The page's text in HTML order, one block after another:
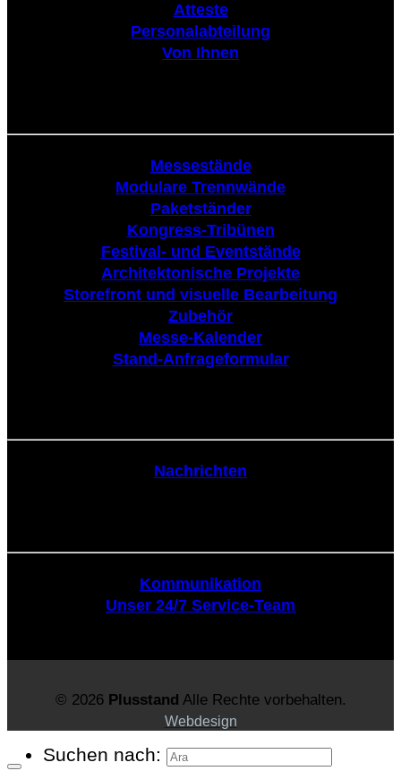
Atteste
Personalabteilung
Von Ihnen
Messestände
Modulare Trennwände
Paketständer
Kongress-Tribünen
Festival- und Eventstände
Architektonische Projekte
Storefront und visuelle Bearbeitung
Zubehör
Messe-Kalender
Stand-Anfrageformular
Nachrichten
Kommunikation
Unser 24/7 Service-Team
© 2026 Plusstand Alle Rechte vorbehalten.
Webdesign
Suchen nach: